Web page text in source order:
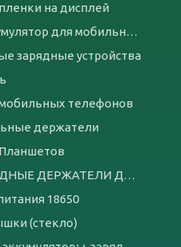
на дисплей
Чехол-аккумулятор для мобильных телефонов
зарядные устройства
телефонов
держатели
ВЕЛОСИПЕДНЫЕ ДЕРЖАТЕЛИ ДЛЯ ТЕЛЕФОНА
18650
(стекло)